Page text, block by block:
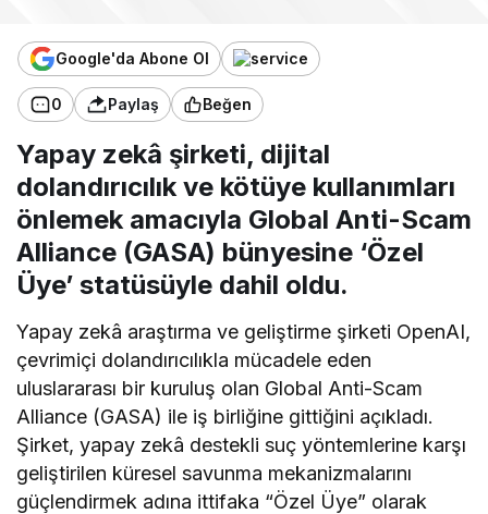
Google'da Abone Ol
0 Paylaş Beğen
Yapay zekâ şirketi, dijital
dolandırıcılık ve kötüye kullanımları
önlemek amacıyla Global Anti-Scam
Alliance (GASA) bünyesine ‘Özel
Üye’ statüsüyle dahil oldu.
Yapay zekâ araştırma ve geliştirme şirketi OpenAI,
çevrimiçi dolandırıcılıkla mücadele eden
uluslararası bir kuruluş olan Global Anti-Scam
Alliance (GASA) ile iş birliğine gittiğini açıkladı.
Şirket, yapay zekâ destekli suç yöntemlerine karşı
geliştirilen küresel savunma mekanizmalarını
güçlendirmek adına ittifaka “Özel Üye” olarak